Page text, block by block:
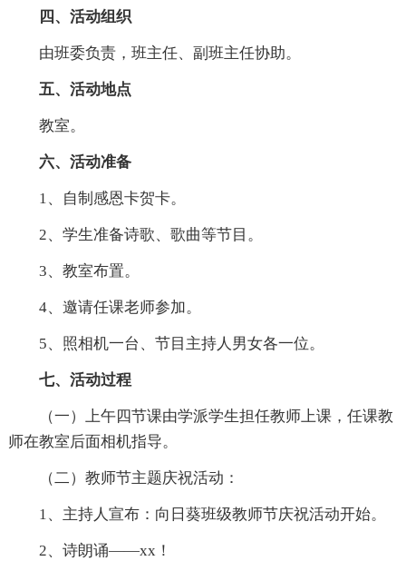
四、活动组织
由班委负责，班主任、副班主任协助。
五、活动地点
教室。
六、活动准备
1、自制感恩卡贺卡。
2、学生准备诗歌、歌曲等节目。
3、教室布置。
4、邀请任课老师参加。
5、照相机一台、节目主持人男女各一位。
七、活动过程
（一）上午四节课由学派学生担任教师上课，任课教
师在教室后面相机指导。
（二）教师节主题庆祝活动：
1、主持人宣布：向日葵班级教师节庆祝活动开始。
2、诗朗诵——xx！